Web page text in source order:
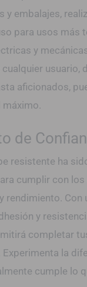
y embalajes,
para usos más
y
usuario,
aficionados,
máximo.
de
resistente ha
cumplir con
rendimiento. Con
y
completar
la
cumple lo